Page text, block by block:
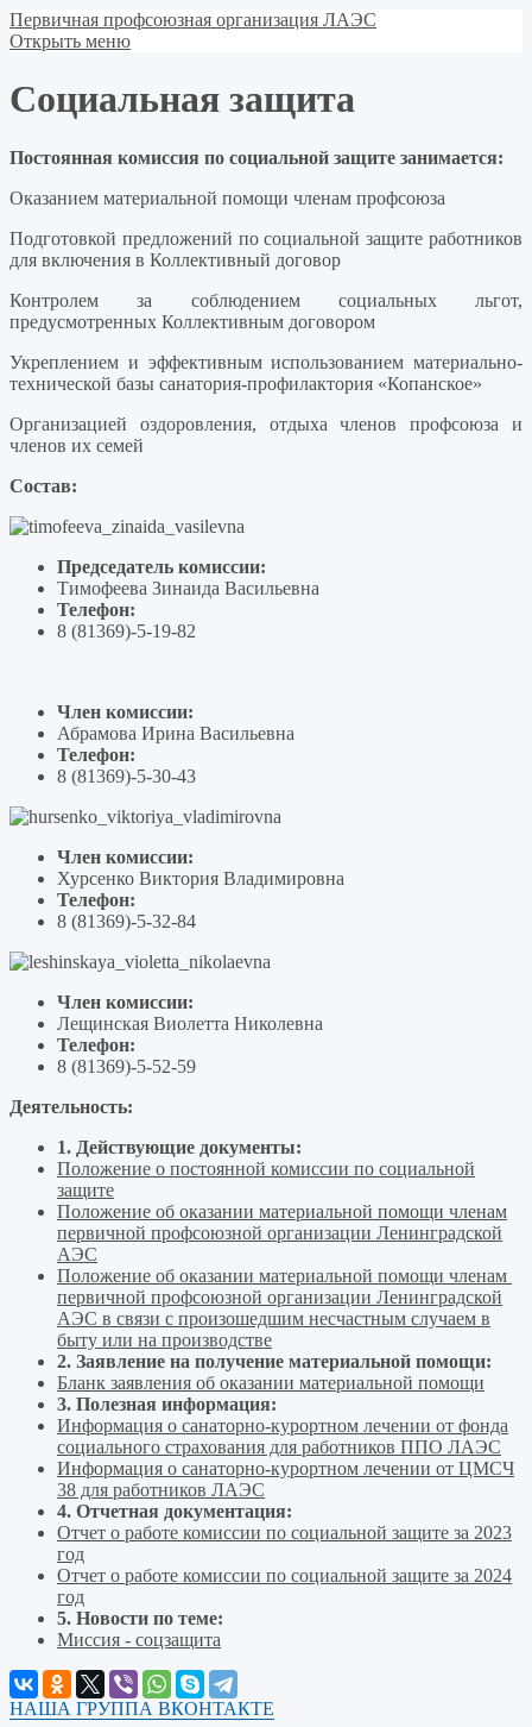
Первичная профсоюзная организация ЛАЭС
Открыть меню
Социальная защита
Постоянная комиссия по социальной защите занимается:
Оказанием материальной помощи членам профсоюза
Подготовкой предложений по социальной защите работников
для включения в Коллективный договор
Контролем за соблюдением социальных льгот,
предусмотренных Коллективным договором
Укреплением и эффективным использованием материально-
технической базы санатория-профилактория «Копанское»
Организацией оздоровления, отдыха членов профсоюза и
членов их семей
Состав:
Председатель комиссии:
Тимофеева Зинаида Васильевна
Телефон:
8 (81369)-5-19-82
Член комиссии:
Абрамова Ирина Васильевна
Телефон:
8 (81369)-5-30-43
Член комиссии:
Хурсенко Виктория Владимировна
Телефон:
8 (81369)-5-32-84
Член комиссии:
Лещинская Виолетта Николевна
Телефон:
8 (81369)-5-52-59
Деятельность:
1. Действующие документы:
Положение о постоянной комиссии по социальной
защите
Положение об оказании материальной помощи членам
первичной профсоюзной организации Ленинградской
АЭС
Положение об оказании материальной помощи членам
первичной профсоюзной организации Ленинградской
АЭС в связи с произошедшим несчастным случаем в
быту или на производстве
2. Заявление на получение материальной помощи:
Бланк заявления об оказании материальной помощи
3. Полезная информация:
Информация о санаторно-курортном лечении от фонда
социального страхования для работников ППО ЛАЭС
Информация о санаторно-курортном лечении от ЦМСЧ
38 для работников ЛАЭС
4. Отчетная документация:
Отчет о работе комиссии по социальной защите за 2023
год
Отчет о работе комиссии по социальной защите за 2024
год
5. Новости по теме:
Миссия - соцзащита
НАША ГРУППА ВКОНТАКТЕ